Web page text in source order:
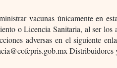
vacunas únicamente en
o Licencia Sanitaria, al ser los
adversas en el siguiente
Distribuidores